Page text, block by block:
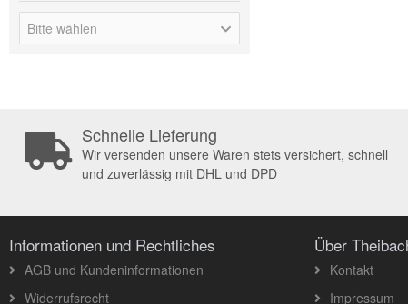
Bitte wählen
Schnelle Lieferung
Wir versenden unsere Waren stets versichert, schnell
und zuverlässig mit DHL und DPD
Informationen und Rechtliches
AGB und Kundeninformationen
Widerrufsrecht
Über
Kontakt
Impressum